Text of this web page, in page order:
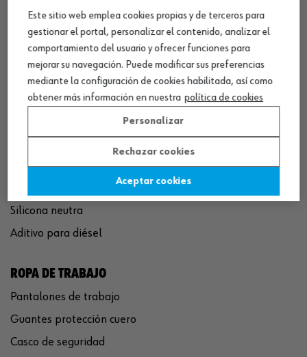
QUÍMICOS
Limpiador de frenos
Eliminador de óxido
Pegamento rápido
Limpiador de motor
Silicona neutra
Aditivo para diésel
ROPA DE TRABAJO
Pantalones de trabajo
Guantes protección cuero
Casco de seguridad
Este sitio web emplea cookies propias y de terceros para
gestionar el portal, personalizar el contenido, analizar el
comportamiento del usuario y ofrecer funciones para
mejorar su navegación. Puede modificar sus preferencias
mediante la configuración de cookies habilitada, así como
obtener más información en nuestra política de cookies
Personalizar
Rechazar cookies
Aceptar cookies